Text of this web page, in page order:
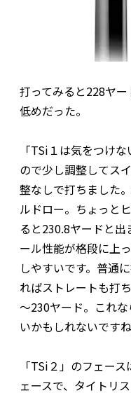
打ってみると228ヤ
低めだった。
「TSi１は気をつけ
ので少し調整してス
整なしで打ちました
ルドロー。ちょっと
ると230.8ヤードと
ール性能が格段に上
しやすいです。普通
ればストレートも打
～230ヤード。これ
いかもしれないですね
「TSi２」のフェー
ェースで、タイトリ